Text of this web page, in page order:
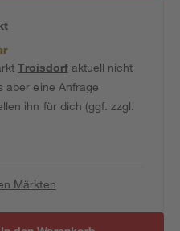
Troisdorfaktuell nicht
aber eine Anfrage
ihn für dich (ggf. zzgl.
Märkten